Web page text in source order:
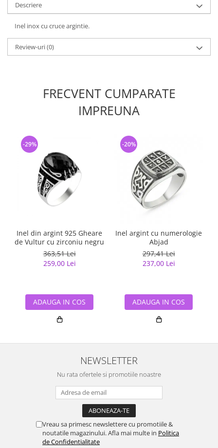
Descriere
Inel inox cu cruce argintie.
Review-uri(0)
FRECVENT CUMPARATE
IMPREUNA
Inel din argint 925 Gheare
de Vultur cu zirconiu negru
363,51 Lei
259,00 Lei
-29%
ADAUGA IN COS
Inel argint cu numerologie
Abjad
297,41 Lei
237,00 Lei
-20%
ADAUGA IN COS
NEWSLETTER
Nu rata ofertele si promotiile noastre
Vreau sa primesc newslettere cu promotiile &
noutatile magazinului. Afla mai multe in Politica
de Confidentialitate